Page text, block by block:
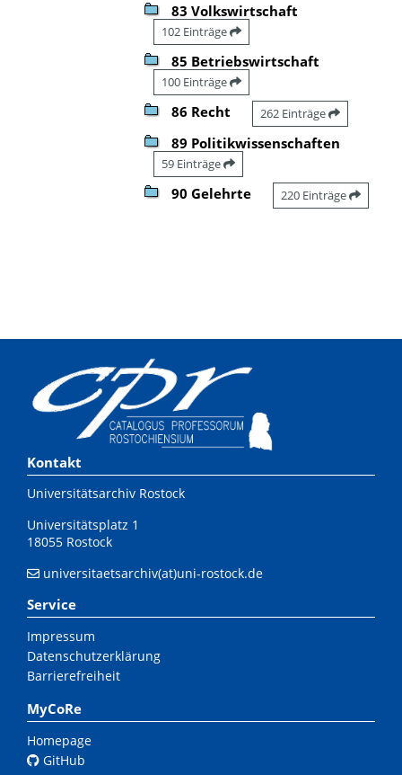
83 Volkswirtschaft
102 Einträge
85 Betriebswirtschaft
100 Einträge
86 Recht 262 Einträge
89 Politikwissenschaften
59 Einträge
90 Gelehrte 220 Einträge
Kontakt
Universitätsarchiv Rostock
Universitätsplatz 1
18055 Rostock
universitaetsarchiv(at)uni-rostock.de
Service
Impressum
Datenschutzerklärung
Barrierefreiheit
MyCoRe
Homepage
GitHub